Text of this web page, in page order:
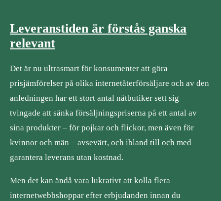
Leveranstiden är förstås ganska
relevant
Det är nu ultrasmart för konsumenter att göra
prisjämförelser på olika internetåterförsäljare och av den
anledningen har ett stort antal nätbutiker sett sig
tvingade att sänka försäljningspriserna på ett antal av
sina produkter – för pojkar och flickor, men även för
kvinnor och män – avsevärt, och ibland till och med
garantera leverans utan kostnad.
Men det kan ändå vara lukrativt att kolla flera
internetwebbshoppar efter erbjudanden innan du